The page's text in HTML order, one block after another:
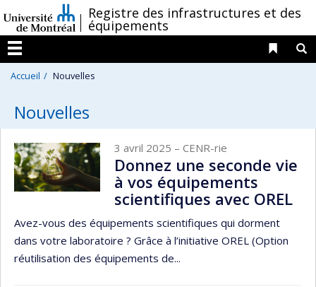
au
contenu
/Registre des infrastructures et des
équipements
Menu
Liens
Accueil Nouvelles
Nouvelles
3 avril 2025 – CENR-rie
Donnez une seconde vie
à vos équipements
scientifiques avec OREL
Avez-vous des équipements scientifiques qui dorment
dans votre laboratoire ? Grâce à l’initiative OREL (Option
réutilisation des équipements de...